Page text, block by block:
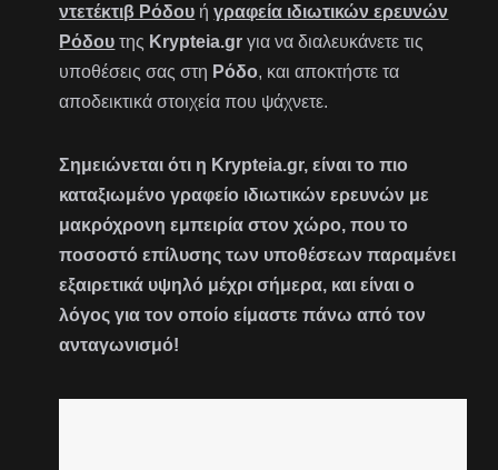
ντετέκτιβ Ρόδου ήγραφεία ιδιωτικών ερευνών
Ρόδου της Krypteia.gr για να διαλευκάνετε τις
υποθέσεις σας στη Ρόδο, και αποκτήστε τα
αποδεικτικά στοιχεία που ψάχνετε.
Σημειώνεται ότι η Krypteia.gr, είναι το πιο
καταξιωμένο γραφείο ιδιωτικών ερευνών με
μακρόχρονη εμπειρία στον χώρο, που το
ποσοστό επίλυσης των υποθέσεων παραμένει
εξαιρετικά υψηλό μέχρι σήμερα, και είναι ο
λόγος για τον οποίο είμαστε πάνω από τον
ανταγωνισμό!